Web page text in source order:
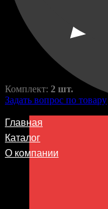
Главная
Каталог
О компании
Alphard
RAZ-H1-057-1
1950,00
Комплект: 2 шт.
Задать вопрос по товару